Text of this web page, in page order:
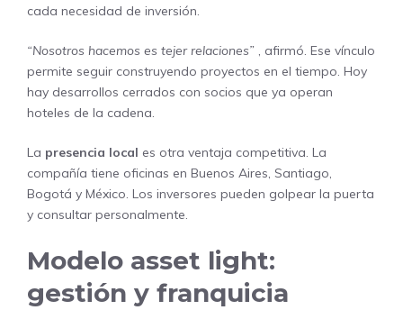
cada necesidad de inversión.
“Nosotros hacemos es tejer relaciones” , afirmó. Ese vínculo
permite seguir construyendo proyectos en el tiempo. Hoy
hay desarrollos cerrados con socios que ya operan
hoteles de la cadena.
La presencia local es otra ventaja competitiva. La
compañía tiene oficinas en Buenos Aires, Santiago,
Bogotá y México. Los inversores pueden golpear la puerta
y consultar personalmente.
Modelo asset light:
gestión y franquicia